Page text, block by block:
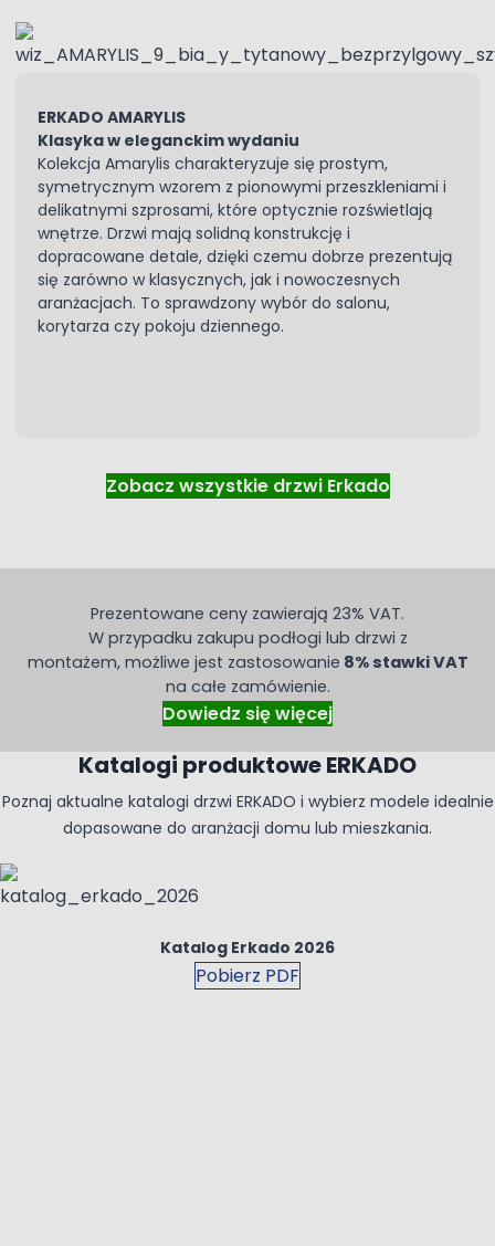
ERKADO AMARYLIS
Klasyka w eleganckim wydaniu
Kolekcja Amarylis charakteryzuje się prostym,
symetrycznym wzorem z pionowymi przeszkleniami i
delikatnymi szprosami, które optycznie rozświetlają
wnętrze. Drzwi mają solidną konstrukcję i
dopracowane detale, dzięki czemu dobrze prezentują
się zarówno w klasycznych, jak i nowoczesnych
aranżacjach. To sprawdzony wybór do salonu,
korytarza czy pokoju dziennego.
Zobacz wszystkie drzwi Erkado
Prezentowane ceny zawierają 23% VAT.
W przypadku zakupu podłogi lub drzwi z
montażem, możliwe jest zastosowanie 8% stawki VAT
na całe zamówienie.
Dowiedz się więcej
Katalogi produktowe ERKADO
Poznaj aktualne katalogi drzwi ERKADO i wybierz modele idealnie
dopasowane do aranżacji domu lub mieszkania.
Katalog Erkado 2026
Pobierz PDF